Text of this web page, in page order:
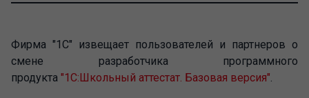
Фирма "1С" извещает пользователей и партнеров о
смене разработчика программного
продукта "1С:Школьный аттестат. Базовая версия".